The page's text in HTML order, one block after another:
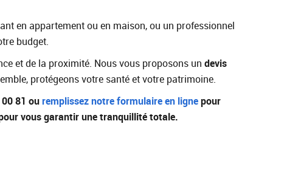
en appartement ou en maison, ou un professionnel
budget.
et de la proximité. Nous vous proposons un devis
protégeons votre santé et votre patrimoine.
81 ouremplissez notre formulaire en lignepour
vous garantir une tranquillité totale.